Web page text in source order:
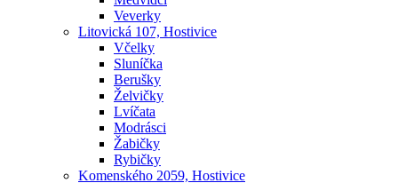
Veverky
Litovická 107, Hostivice
Včelky
Sluníčka
Berušky
Želvičky
Lvíčata
Modrásci
Žabičky
Rybičky
Komenského 2059, Hostivice